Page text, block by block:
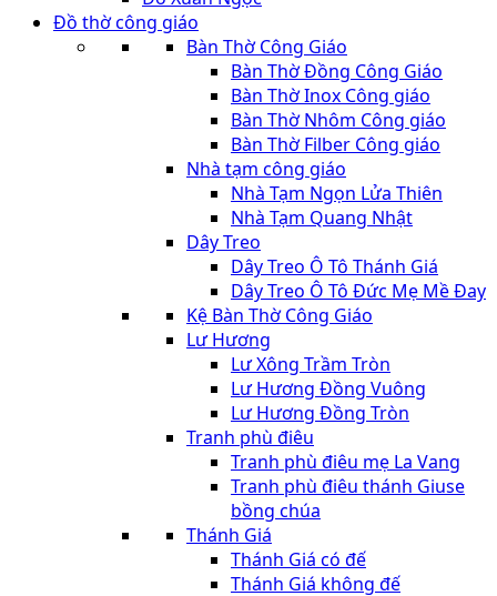
Đồ thờ công giáo
Bàn Thờ Công Giáo
Bàn Thờ Đồng Công Giáo
Bàn Thờ Inox Công giáo
Bàn Thờ Nhôm Công giáo
Bàn Thờ Filber Công giáo
Nhà tạm công giáo
Nhà Tạm Ngọn Lửa Thiên
Nhà Tạm Quang Nhật
Dây Treo
Dây Treo Ô Tô Thánh Giá
Dây Treo Ô Tô Đức Mẹ Mề Đay
Kệ Bàn Thờ Công Giáo
Lư Hương
Lư Xông Trầm Tròn
Lư Hương Đồng Vuông
Lư Hương Đồng Tròn
Tranh phù điêu
Tranh phù điêu mẹ La Vang
Tranh phù điêu thánh Giuse
bồng chúa
Thánh Giá
Thánh Giá có đế
Thánh Giá không đế